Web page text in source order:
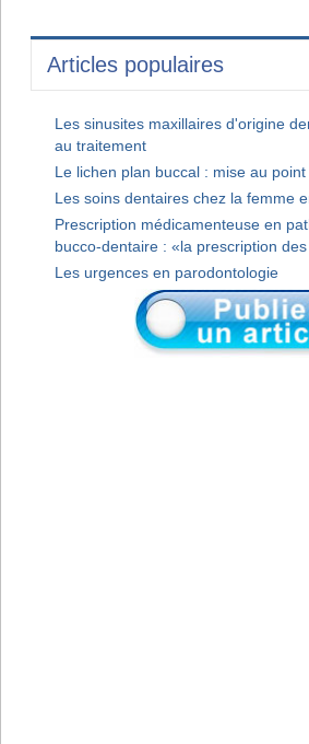
Articles populaires
Les sinusites maxillaires d'origine
au traitement
Le lichen plan buccal : mise au point
Les soins dentaires chez la femme
Prescription médicamenteuse en
bucco-dentaire : «la prescription
Les urgences en parodontologie